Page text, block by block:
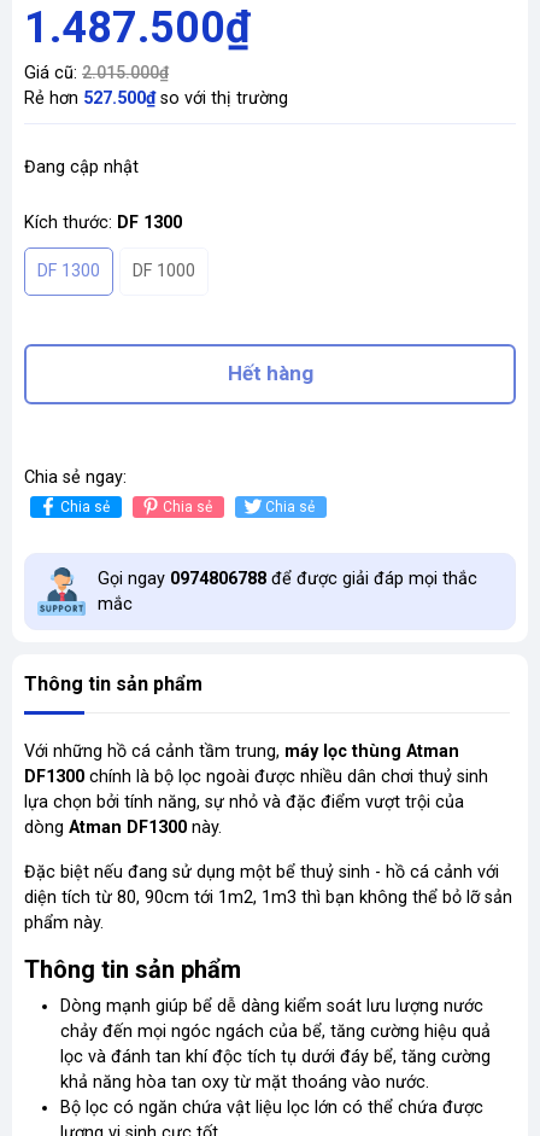
1.487.500₫
Giá cũ: 2.015.000₫
Rẻ hơn 527.500₫so với thị trường
Đang cập nhật
Kích thước: DF 1300
DF 1300 DF 1000
Hết hàng
Chia sẻ ngay:
Chia sẻ Chia sẻ Chia sẻ
Gọi ngay 0974806788 để được giải đáp mọi thắc
mắc
Thông tin sản phẩm
Với những hồ cá cảnh tầm trung, máy lọc thùng Atman
DF1300 chính là bộ lọc ngoài được nhiều dân chơi thuỷ sinh
lựa chọn bởi tính năng, sự nhỏ và đặc điểm vượt trội của
dòng Atman DF1300 này.
Đặc biệt nếu đang sử dụng một bể thuỷ sinh - hồ cá cảnh với
diện tích từ 80, 90cm tới 1m2, 1m3 thì bạn không thể bỏ lỡ sản
phẩm này.
Thông tin sản phẩm
Dòng mạnh giúp bể dễ dàng kiểm soát lưu lượng nước
chảy đến mọi ngóc ngách của bể, tăng cường hiệu quả
lọc và đánh tan khí độc tích tụ dưới đáy bể, tăng cường
khả năng hòa tan oxy từ mặt thoáng vào nước.
Bộ lọc có ngăn chứa vật liệu lọc lớn có thể chứa được